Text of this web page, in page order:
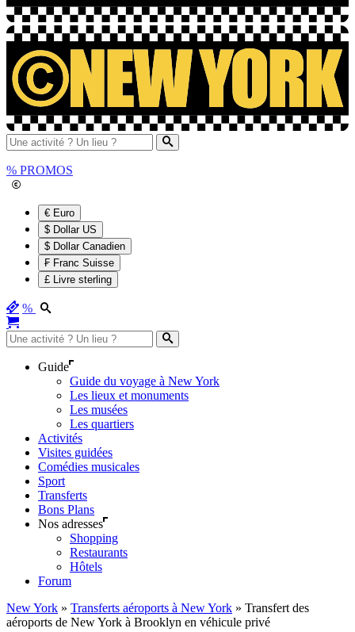
% PROMOS
€ Euro
$ Dollar US
$ Dollar Canadien
₣ Franc Suisse
£ Livre sterling
%
Guide
Guide du voyage à New York
Les lieux et monuments
Les musées
Les quartiers
Activités
Visites guidées
Comédies musicales
Sport
Transferts
Bons Plans
Nos adresses
Shopping
Restaurants
Hôtels
Forum
New York » Transferts aéroports à New York » Transfert des
aéroports de New York à Brooklyn en véhicule privé